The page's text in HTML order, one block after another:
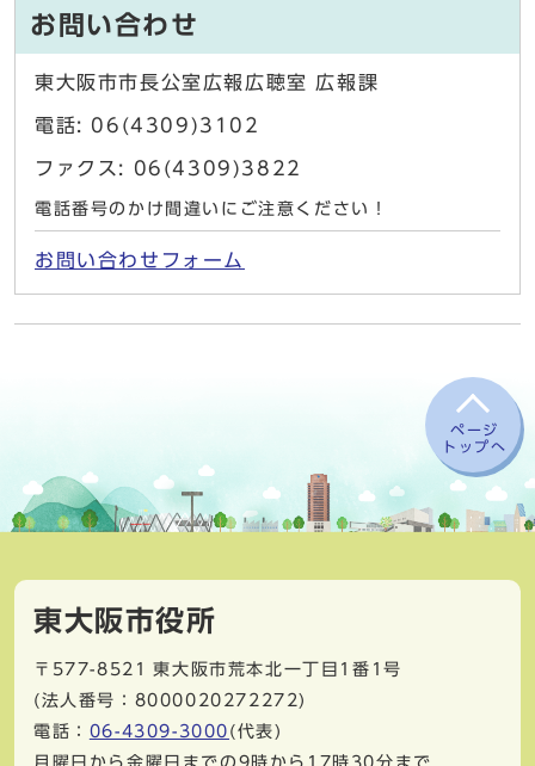
お問い合わせ
東大阪市市長公室広報広聴室 広報課
電話: 06(4309)3102
ファクス: 06(4309)3822
電話番号のかけ間違いにご注意ください！
お問い合わせフォーム
ページ
トップへ
東大阪市役所
〒577-8521
東大阪市荒本北一丁目1番1号
(法人番号：8000020272272)
電話： 06-4309-3000 (代表)
月曜日から金曜日までの9時から17時30分まで